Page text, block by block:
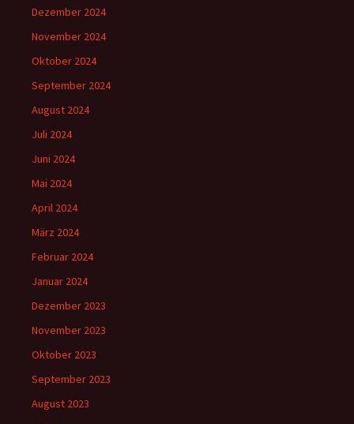
Dezember 2024
November 2024
Oktober 2024
September 2024
August 2024
Juli 2024
Juni 2024
Mai 2024
April 2024
März 2024
Februar 2024
Januar 2024
Dezember 2023
November 2023
Oktober 2023
September 2023
August 2023